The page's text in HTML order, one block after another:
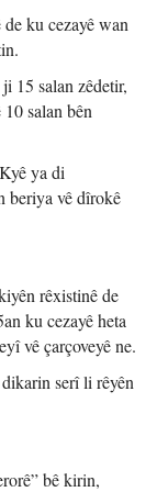
ku cezayê wan
15 salan zêdetir,
salan bên
ya di
beriya vê dîrokê
rêxistinê de
ku cezayê heta
vê çarçoveyê ne.
serî li rêyên
bê kirin,